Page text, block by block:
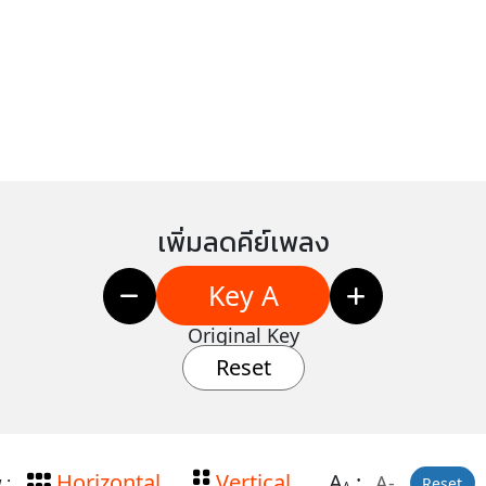
เพิ่มลดคีย์เพลง
Key A
Original Key
Reset